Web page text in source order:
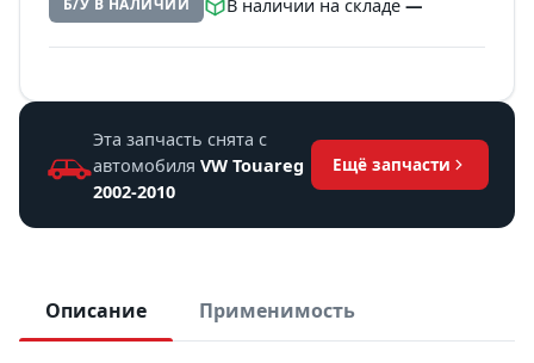
Б/У В НАЛИЧИИ В наличии на складе—
Эта запчасть снята с
автомобиля VW Touareg
2002-2010
Ещё запчасти
Описание Применимость